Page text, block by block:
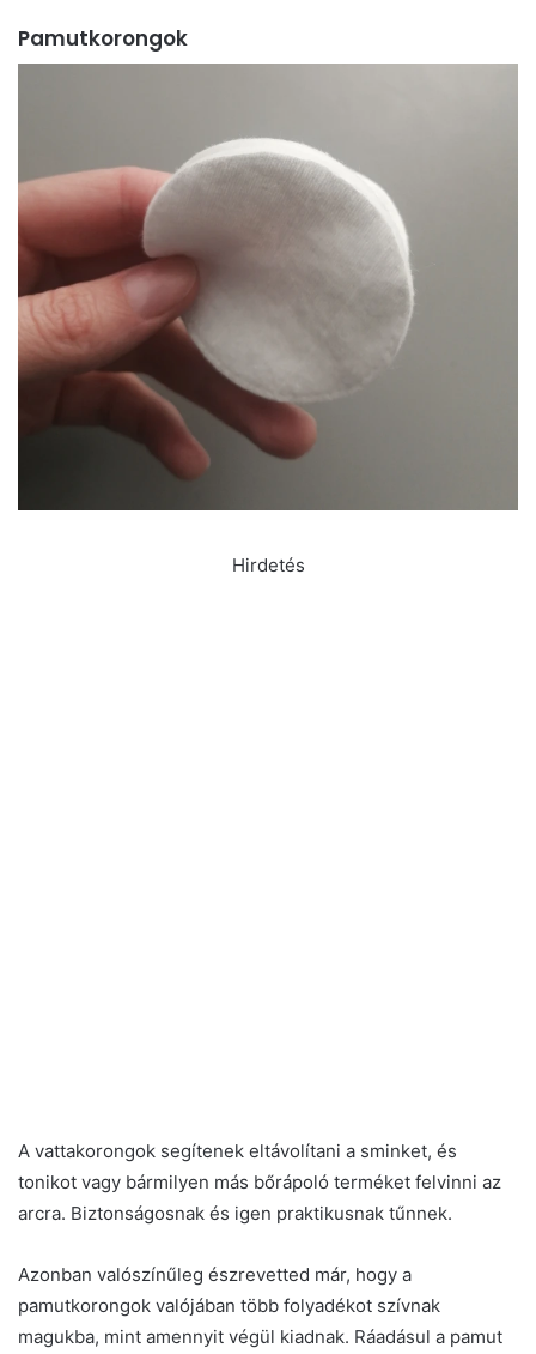
Pamutkorongok
Hirdetés
A vattakorongok segítenek eltávolítani a sminket, és
tonikot vagy bármilyen más bőrápoló terméket felvinni az
arcra. Biztonságosnak és igen praktikusnak tűnnek.
Azonban valószínűleg észrevetted már, hogy a
pamutkorongok valójában több folyadékot szívnak
magukba, mint amennyit végül kiadnak. Ráadásul a pamut